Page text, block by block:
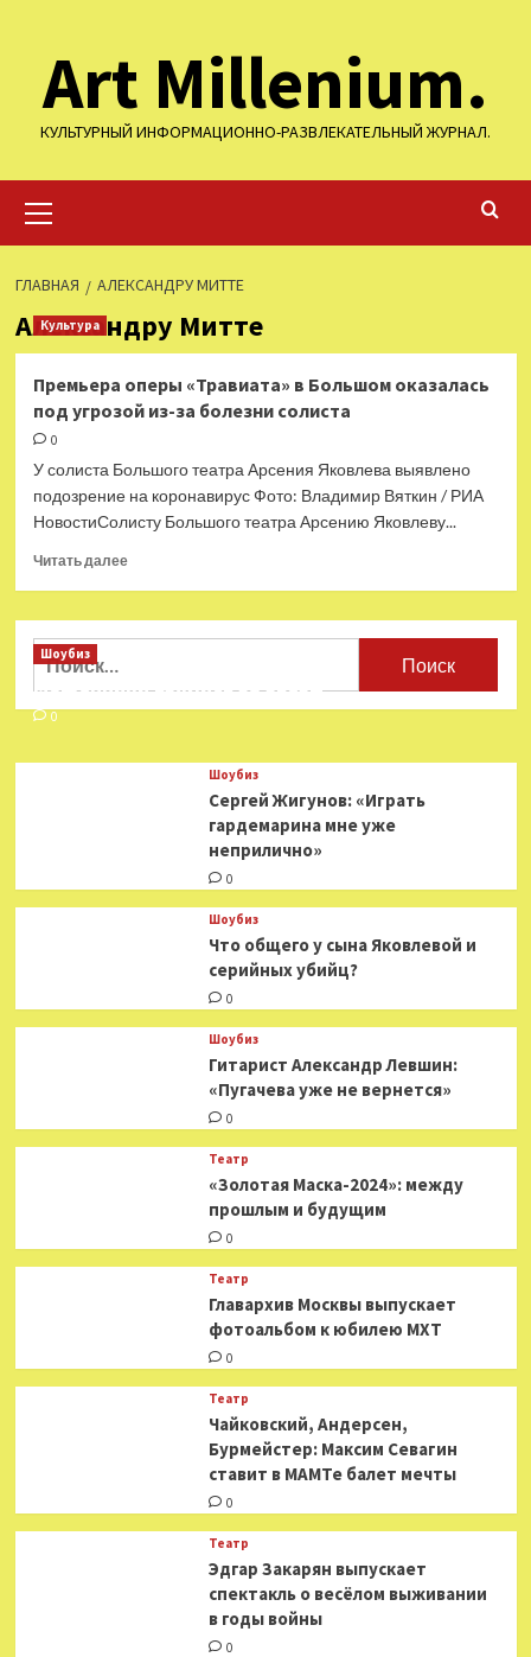
содержимому
Art Millenium.
КУЛЬТУРНЫЙ ИНФОРМАЦИОННО-РАЗВЛЕКАТЕЛЬНЫЙ ЖУРНАЛ.
меню
ГЛАВНАЯ АЛЕКСАНДРУ МИТТЕ
Александру Митте
Культура
Премьера оперы «Травиата» в Большом оказалась
под угрозой из-за болезни солиста
0
У солиста Большого театра Арсения Яковлева выявлено
подозрение на коронавирус Фото: Владимир Вяткин / РИА
НовостиСолисту Большого театра Арсению Яковлеву...
Читать далееПрочитать
Премьера
в
Большом
под
Найти:
Шоубиз
Мошенники взялись за звезд
0
Шоубиз
Сергей Жигунов: «Играть
гардемарина мне уже
неприлично»
0
Шоубиз
Что общего у сына Яковлевой и
серийных убийц?
0
Шоубиз
Гитарист Александр Левшин:
«Пугачева уже не вернется»
0
Театр
«Золотая Маска-2024»: между
прошлым и будущим
0
Театр
​​Главархив Москвы выпускает
фотоальбом к юбилею МХТ
0
Театр
​​Чайковский, Андерсен,
Бурмейстер: Максим Севагин
ставит в МАМТе балет мечты
0
Театр
Эдгар Закарян выпускает
спектакль о весёлом выживании
в годы войны
0